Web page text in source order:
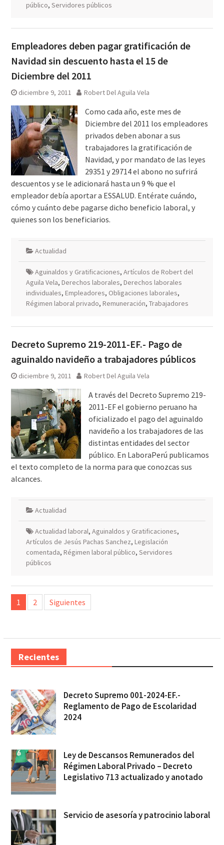
público, Servidores públicos
Empleadores deben pagar gratificación de
Navidad sin descuento hasta el 15 de
Diciembre del 2011
diciembre 9, 2011 Robert Del Aguila Vela
Como cada año, este mes de
Diciembre del 2011 los empleadores
privados deben abonar a sus
trabajadores la gratificación de
Navidad, y por mandato de las leyes
29351 y 29714 el abono no sufrirá
descuentos y se le adicionará hasta un 9 % que el
empleador debía aportar a ESSALUD. Entérate cuándo,
cómo y cuánto debe pagarse dicho beneficio laboral, y
quienes son los beneficiarios.
Actualidad
Aguinaldos y Gratificaciones, Artículos de Robert del
Aguila Vela, Derechos laborales, Derechos laborales
individuales, Empleadores, Obligaciones laborales,
Régimen laboral privado, Remuneración, Trabajadores
Decreto Supremo 219-2011-EF.- Pago de
aguinaldo navideño a trabajadores públicos
diciembre 9, 2011 Robert Del Aguila Vela
A través del Decreto Supremo 219-
2011-EF el gobierno peruano ha
oficializado el pago del aguinaldo
navideño a los trabajadores de las
distintas entidades del sector
público. En LaboraPerú publicamos
el texto completo de la norma para que conozcas sus
alcances.
Actualidad
Actualidad laboral, Aguinaldos y Gratificaciones,
Artículos de Jesús Pachas Sanchez, Legislación
comentada, Régimen laboral público, Servidores
públicos
Posts
pagination
1 2 Siguientes
Recientes
Decreto Supremo 001-2024-EF.-
Reglamento de Pago de Escolaridad
2024
Ley de Descansos Remunerados del
Régimen Laboral Privado – Decreto
Legislativo 713 actualizado y anotado
Servicio de asesoría y patrocinio laboral